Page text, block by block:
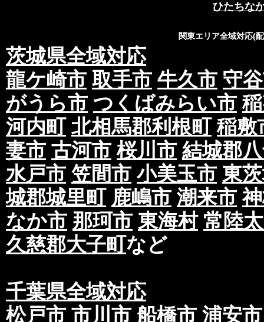
ひたちな
関東エリア全域対応(
茨城県全域対応
龍ケ崎市 取手市 牛久市 守
がうら市 つくばみらい市
河内町 北相馬郡利根町 稲敷
妻市 古河市 桜川市 結城郡
水戸市 笠間市 小美玉市 東
城郡城里町 鹿嶋市 潮来市
なか市 那珂市 東海村 常陸
久慈郡大子町など
千葉県全域対応
松戸市 市川市 船橋市 浦安市